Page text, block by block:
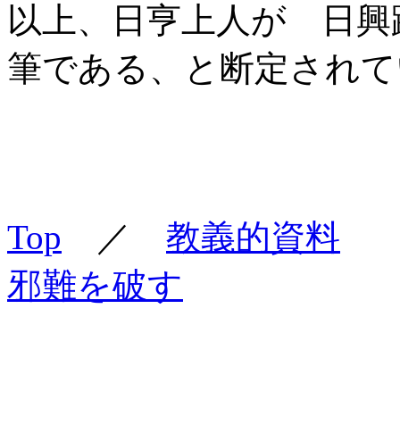
以上、日亨上人が 日
筆である、と断定され
Top ／ 教義的資料
邪難を破す